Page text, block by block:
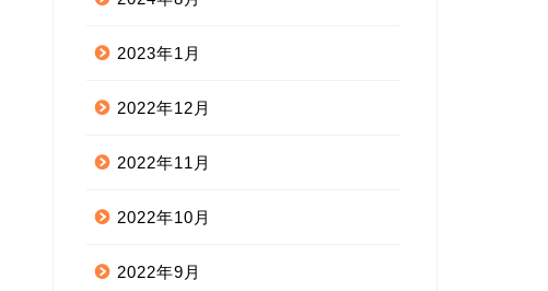
2023年1月
2022年12月
2022年11月
2022年10月
2022年9月